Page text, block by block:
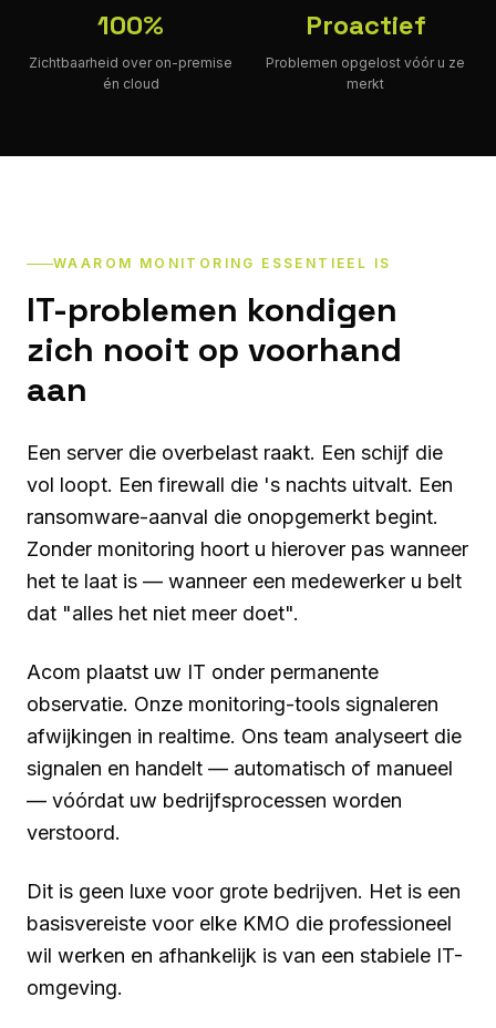
100%
Zichtbaarheid over on-premise
én cloud
Proactief
Problemen opgelost vóór u ze
merkt
WAAROM MONITORING ESSENTIEEL IS
IT-problemen kondigen
zich nooit op voorhand
aan
Een server die overbelast raakt. Een schijf die
vol loopt. Een firewall die 's nachts uitvalt. Een
ransomware-aanval die onopgemerkt begint.
Zonder monitoring hoort u hierover pas wanneer
het te laat is — wanneer een medewerker u belt
dat "alles het niet meer doet".
Acom plaatst uw IT onder permanente
observatie. Onze monitoring-tools signaleren
afwijkingen in realtime. Ons team analyseert die
signalen en handelt — automatisch of manueel
— vóórdat uw bedrijfsprocessen worden
verstoord.
Dit is geen luxe voor grote bedrijven. Het is een
basisvereiste voor elke KMO die professioneel
wil werken en afhankelijk is van een stabiele IT-
omgeving.